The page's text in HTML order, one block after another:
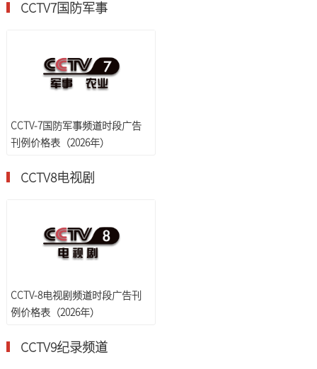
CCTV7国防军事
CCTV-7国防军事频道时段广告
刊例价格表（2026年）
CCTV8电视剧
CCTV-8电视剧频道时段广告刊
例价格表（2026年）
CCTV9纪录频道